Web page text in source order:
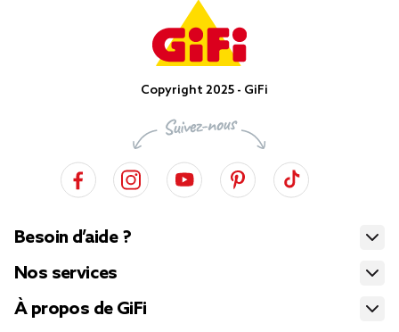
Copyright 2025 - GiFi
Besoin d’aide ?
Nos services
À propos de GiFi